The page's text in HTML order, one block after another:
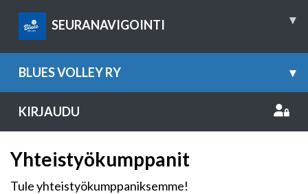
SEURANAVIGOINTI ▾
BLUES VOLLEY RY ▾
KIRJAUDU
Yhteistyökumppanit
Tule yhteistyökumppaniksemme!